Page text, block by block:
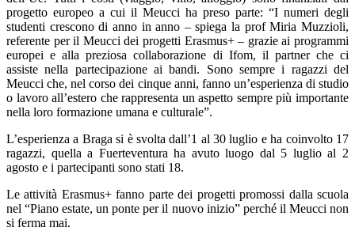
progetto europeo a cui il Meucci ha preso parte: “I numeri degli
studenti crescono di anno in anno – spiega la prof Miria Muzzioli,
referente per il Meucci dei progetti Erasmus+ – grazie ai programmi
europei e alla preziosa collaborazione di Ifom, il partner che ci
assiste nella partecipazione ai bandi. Sono sempre i ragazzi del
Meucci che, nel corso dei cinque anni, fanno un’esperienza di studio
o lavoro all’estero che rappresenta un aspetto sempre più importante
nella loro formazione umana e culturale”.
L’esperienza a Braga si è svolta dall’1 al 30 luglio e ha coinvolto 17
ragazzi, quella a Fuerteventura ha avuto luogo dal 5 luglio al 2
agosto e i partecipanti sono stati 18.
Le attività Erasmus+ fanno parte dei progetti promossi dalla scuola
nel “Piano estate, un ponte per il nuovo inizio” perché il Meucci non
si ferma mai.